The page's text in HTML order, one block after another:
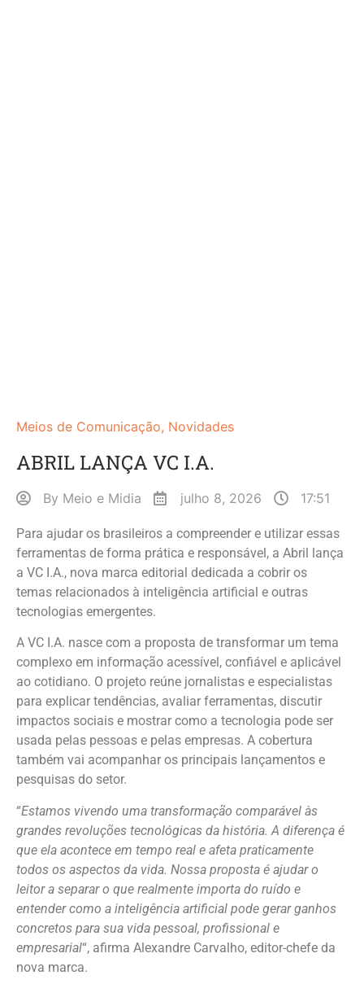
Meios de Comunicação, Novidades
ABRIL LANÇA VC I.A.
By Meio e Midia julho 8, 2026 17:51
Para ajudar os brasileiros a compreender e utilizar essas
ferramentas de forma prática e responsável, a Abril lança
a VC I.A., nova marca editorial dedicada a cobrir os
temas relacionados à inteligência artificial e outras
tecnologias emergentes.
A VC I.A. nasce com a proposta de transformar um tema
complexo em informação acessível, confiável e aplicável
ao cotidiano. O projeto reúne jornalistas e especialistas
para explicar tendências, avaliar ferramentas, discutir
impactos sociais e mostrar como a tecnologia pode ser
usada pelas pessoas e pelas empresas. A cobertura
também vai acompanhar os principais lançamentos e
pesquisas do setor.
“Estamos vivendo uma transformação comparável às
grandes revoluções tecnológicas da história. A diferença é
que ela acontece em tempo real e afeta praticamente
todos os aspectos da vida. Nossa proposta é ajudar o
leitor a separar o que realmente importa do ruído e
entender como a inteligência artificial pode gerar ganhos
concretos para sua vida pessoal, profissional e
empresarial“, afirma Alexandre Carvalho, editor-chefe da
nova marca.